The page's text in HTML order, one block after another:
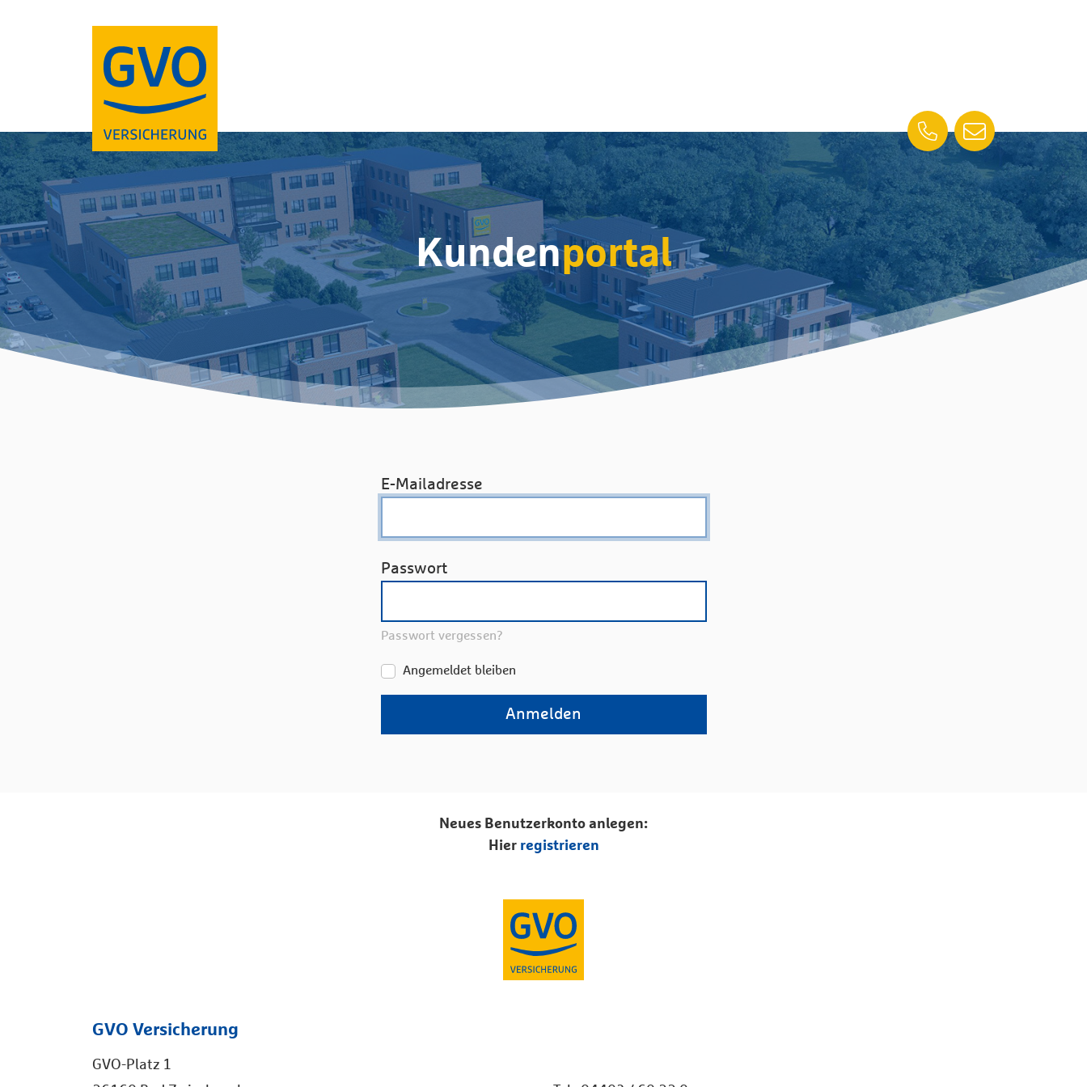
Kundenportal
E-Mailadresse
Passwort
Passwort vergessen?
Angemeldet bleiben
Anmelden
Neues Benutzerkonto anlegen:
Hier registrieren
GVO Versicherung
GVO-Platz 1